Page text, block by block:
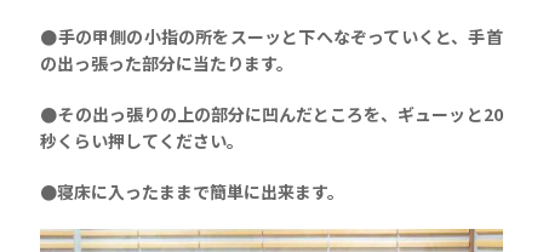
●手の甲側の小指の所をスーッと下へなぞっていくと、手首
の出っ張った部分に当たります。
●その出っ張りの上の部分に凹んだところを、ギューッと20
秒くらい押してください。
●寝床に入ったままで簡単に出来ます。